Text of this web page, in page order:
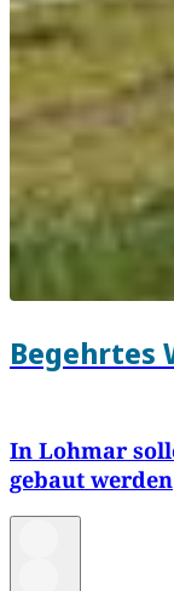
Begehrtes
In Lohmar
gebaut werden